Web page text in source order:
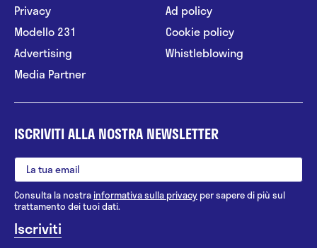
Privacy
Modello 231
Advertising
Media Partner
Ad policy
Cookie policy
Whistleblowing
ISCRIVITI ALLA NOSTRA NEWSLETTER
Consulta la nostrainformativa sulla privacy per sapere di più sul
trattamento dei tuoi dati.